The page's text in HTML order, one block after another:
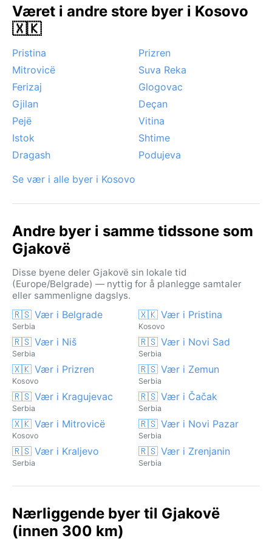
dalen, men ellers er været stabilt og lite dramatisk –
ideelt for dem som ønsker en solrik, kontinental
Været i andre store byer i Kosovo
🇽🇰
Pristina
Prizren
Mitrovicë
Suva Reka
Ferizaj
Glogovac
Gjilan
Deçan
Pejë
Vitina
Istok
Shtime
Dragash
Podujeva
Se vær i alle byer i Kosovo
Andre byer i samme tidssone som
Gjakovë
Disse byene deler Gjakovë sin lokale tid
(Europe/Belgrade) — nyttig for å planlegge samtaler
eller sammenligne dagslys.
🇷🇸 Vær i Belgrade
Serbia
🇽🇰 Vær i Pristina
Kosovo
🇷🇸 Vær i Niš
Serbia
🇷🇸 Vær i Novi Sad
Serbia
🇽🇰 Vær i Prizren
Kosovo
🇷🇸 Vær i Zemun
Serbia
🇷🇸 Vær i Kragujevac
Serbia
🇷🇸 Vær i Čačak
Serbia
🇽🇰 Vær i Mitrovicë
Kosovo
🇷🇸 Vær i Novi Pazar
Serbia
🇷🇸 Vær i Kraljevo
Serbia
🇷🇸 Vær i Zrenjanin
Serbia
Nærliggende byer til Gjakovë
(innen 300 km)